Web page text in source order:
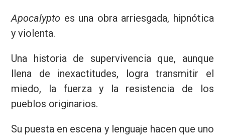
Apocalypto es una obra arriesgada, hipnótica
y violenta.
Una historia de supervivencia que, aunque
llena de inexactitudes, logra transmitir el
miedo, la fuerza y la resistencia de los
pueblos originarios.
Su puesta en escena y lenguaje hacen que uno